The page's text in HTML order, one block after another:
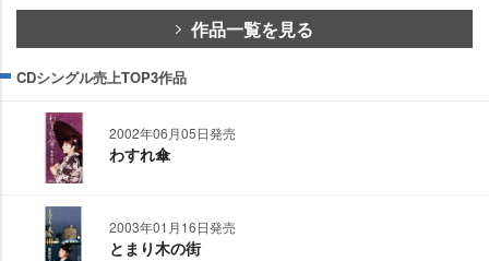
作品一覧を見る
CDシングル売上TOP3作品
2002年06月05日発売
わすれ傘
2003年01月16日発売
とまり木の街